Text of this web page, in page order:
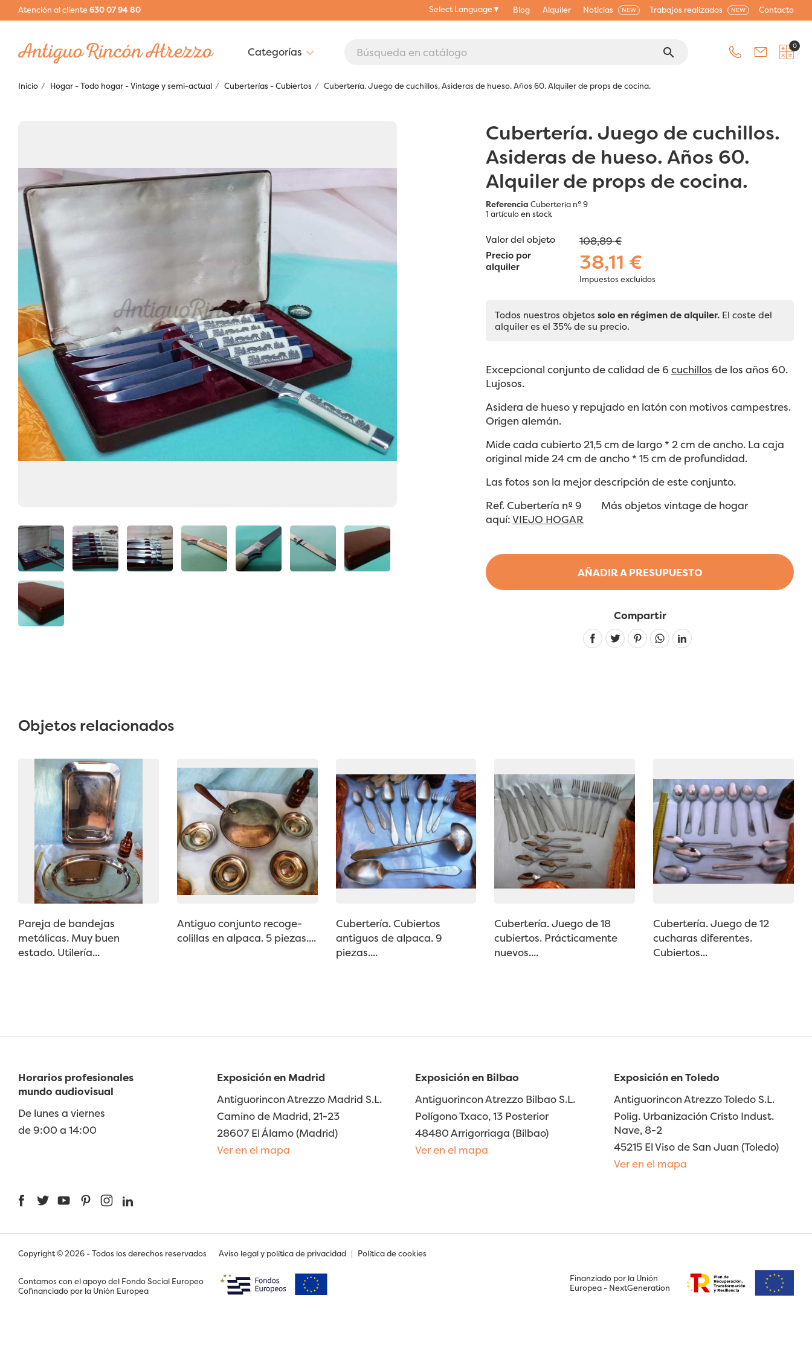
Atención al cliente630 07 94 80 Select Language▼ Blog Alquiler Noticias NEW Trabajos realizados NEW Contacto
search 0
Inicio Hogar - Todo hogar - Vintage y semi-actual Cuberterías - Cubiertos Cubertería. Juego de cuchillos. Asideras de hueso. Años 60. Alquiler de props de cocina.
Cubertería. Juego de cuchillos.
Asideras de hueso. Años 60.
Alquiler de props de cocina.
Referencia Cubertería nº 9
1 artículoen stock
AÑADIR A PRESUPUESTO
Valor del objeto 108,89 €
Precio por
alquiler
38,11 €
Impuestos excluidos
Todos nuestros objetos solo en régimen de alquiler. El coste del
alquiler es el 35% de su precio.
Excepcional conjunto de calidad de 6 cuchillos de los años 60.
Lujosos.
Asidera de hueso y repujado en latón con motivos campestres.
Origen alemán.
Mide cada cubierto 21,5 cm de largo * 2 cm de ancho. La caja
original mide 24 cm de ancho * 15 cm de profundidad.
Las fotos son la mejor descripción de este conjunto.
Ref. Cubertería nº 9 Más objetos vintage de hogar
aquí:VIEJO HOGAR
Compartir
Linkedin
Objetos relacionados
Pareja de bandejas
metálicas. Muy buen
estado. Utilería...
Antiguo conjunto recoge-
colillas en alpaca. 5 piezas....
Cubertería. Cubiertos
antiguos de alpaca. 9
piezas....
Cubertería. Juego de 18
cubiertos. Prácticamente
nuevos....
Cubertería. Juego de 12
cucharas diferentes.
Cubiertos...
Horarios profesionales
mundo audiovisual
De lunes a viernes
de 9:00 a 14:00
Exposición en Madrid
Antiguorincon Atrezzo Madrid S.L.
Camino de Madrid, 21-23
28607 El Álamo (Madrid)
Ver en el mapa
Exposición en Bilbao
Antiguorincon Atrezzo Bilbao S.L.
Polígono Txaco, 13 Posterior
48480 Arrigorriaga (Bilbao)
Ver en el mapa
Exposición en Toledo
Antiguorincon Atrezzo Toledo S.L.
Polig. Urbanización Cristo Indust.
Nave, 8-2
45215 El Viso de San Juan (Toledo)
Ver en el mapa
FacebookTwitterYouTubePinterestInstagram
Copyright © 2026 - Todos los derechos reservados Aviso legal y política de privacidad | Política de cookies
Contamos con el apoyo del Fondo Social Europeo
Cofinanciado por la Unión Europea
Finanziado por la Unión
Europea - NextGeneration